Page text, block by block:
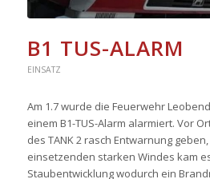
B1 TUS-ALARM
EINSATZ
Am 1.7 wurde die Feuerwehr
einem B1-TUS-Alarm alarmiert. Vor
des TANK 2 rasch Entwarnung
einsetzenden starken Windes kam
Staubentwicklung wodurch ein